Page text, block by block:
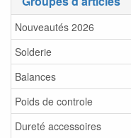
Nouveautés 2026
Solderie
Balances
Poids de controle
Dureté accessoires